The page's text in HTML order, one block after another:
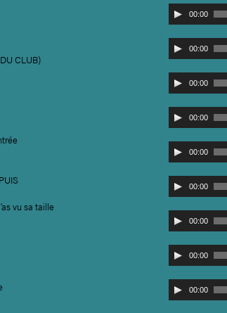
CLUB)
vu sa taille
Lecteur
audio
00:00
Lecteur
audio
00:00
Lecteur
audio
00:00
Lecteur
audio
00:00
Lecteur
audio
00:00
Lecteur
audio
00:00
Lecteur
audio
00:00
Lecteur
audio
00:00
Lecteur
audio
00:00